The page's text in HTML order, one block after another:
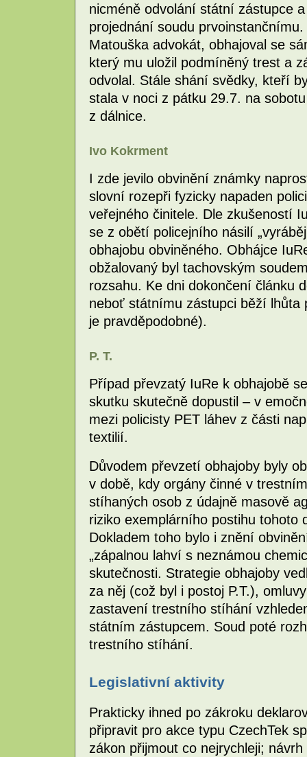
nicméně odvolání státní zástupce
projednání soudu
Matouška advokát, obhajoval se
který mu uložil podmíněný trest a
odvolal. Stále shání svědky, kteří
stala v noci z pátku 29.7. na
z dálnice.
Ivo Kokrment
I zde jevilo obvinění známky
slovní rozepři fyzicky napaden
veřejného činitele. Dle zkušeností
se z obětí policejního násilí
obhajobu obviněného. Obhájce
obžalovaný byl tachovským
rozsahu. Ke dni dokončení článku
neboť státnímu zástupci běží
je pravděpodobné).
P. T.
Případ převzatý IuRe k obhajobě
skutku skutečně dopustil – v
mezi policisty PET láhev z části
textilií.
Důvodem převzetí obhajoby byly
v době, kdy orgány činné v
stíhaných osob z údajně masově
riziko exemplárního postihu tohoto
Dokladem toho bylo i znění
„zápalnou lahví s neznámou
skutečnosti. Strategie obhajoby
za něj (což byl i postoj P.T.),
zastavení trestního stíhání
státním zástupcem. Soud poté
trestního stíhání.
Legislativní aktivity
Prakticky ihned po zákroku
připravit pro akce typu CzechTek
zákon přijmout co nejrychleji;